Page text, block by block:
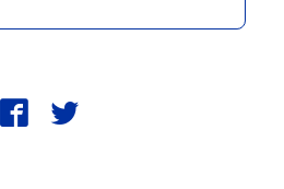
fbk twt